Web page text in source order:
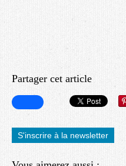
Partager cet article
S'inscrire à la newsletter